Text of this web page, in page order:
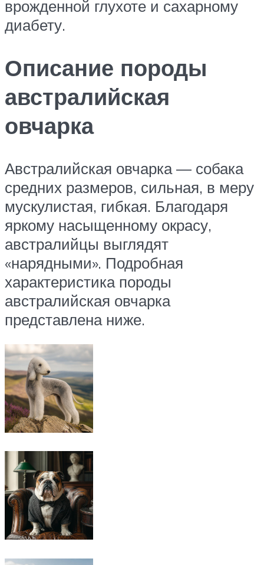
врожденной глухоте и сахарному
диабету.
Описание породы
австралийская
овчарка
Австралийская овчарка — собака
средних размеров, сильная, в меру
мускулистая, гибкая. Благодаря
яркому насыщенному окрасу,
австралийцы выглядят
«нарядными». Подробная
характеристика породы
австралийская овчарка
представлена ниже.